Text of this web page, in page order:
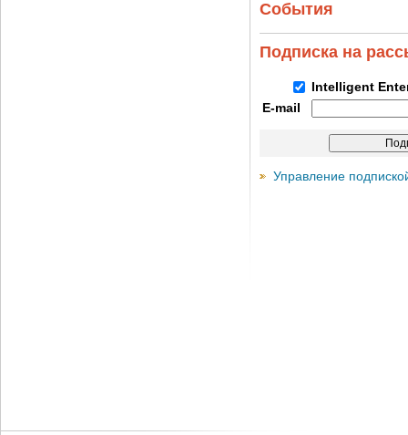
События
Подписка на
Intelligent
E-mail
Управление